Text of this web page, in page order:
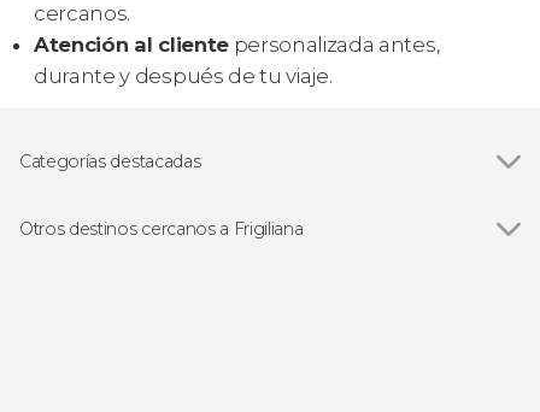
cercanos.
Atención al clientepersonalizada antes,
durante y después de tu viaje.
Categorías destacadas
Otros destinos cercanos a Frigiliana